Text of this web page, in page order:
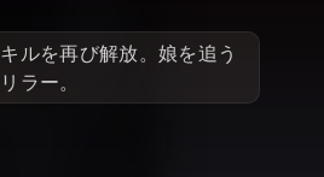
日本語吹替対応作品
その他の国のTV番組
Netflix 吹替版作品
Netflix 高い評価の海外作品
ルを再び解放。娘を追う
ラー。